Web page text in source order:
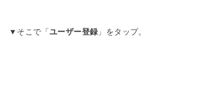
▼そこで「ユーザー登録 」をタップ。